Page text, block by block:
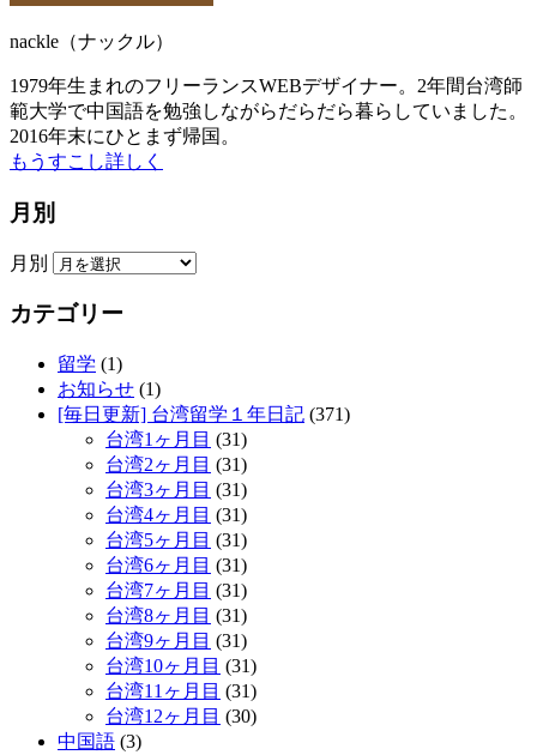
nackle（ナックル）
1979年生まれのフリーランスWEBデザイナー。2年間台湾師
範大学で中国語を勉強しながらだらだら暮らしていました。
2016年末にひとまず帰国。
もうすこし詳しく
月別
月別
カテゴリー
留学 (1)
お知らせ (1)
[毎日更新] 台湾留学１年日記 (371)
台湾1ヶ月目 (31)
台湾2ヶ月目 (31)
台湾3ヶ月目 (31)
台湾4ヶ月目 (31)
台湾5ヶ月目 (31)
台湾6ヶ月目 (31)
台湾7ヶ月目 (31)
台湾8ヶ月目 (31)
台湾9ヶ月目 (31)
台湾10ヶ月目 (31)
台湾11ヶ月目 (31)
台湾12ヶ月目 (30)
中国語 (3)